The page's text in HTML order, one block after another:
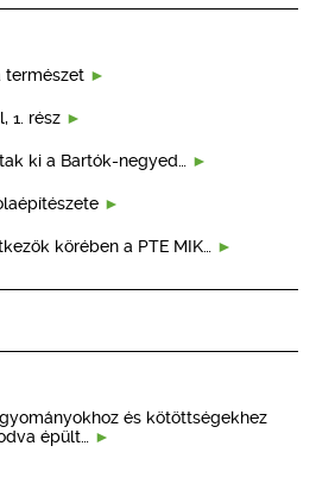
természet
1. rész
ki a Bartók-negyed…
körében a PTE MIK…
és kötöttségekhez
épült…